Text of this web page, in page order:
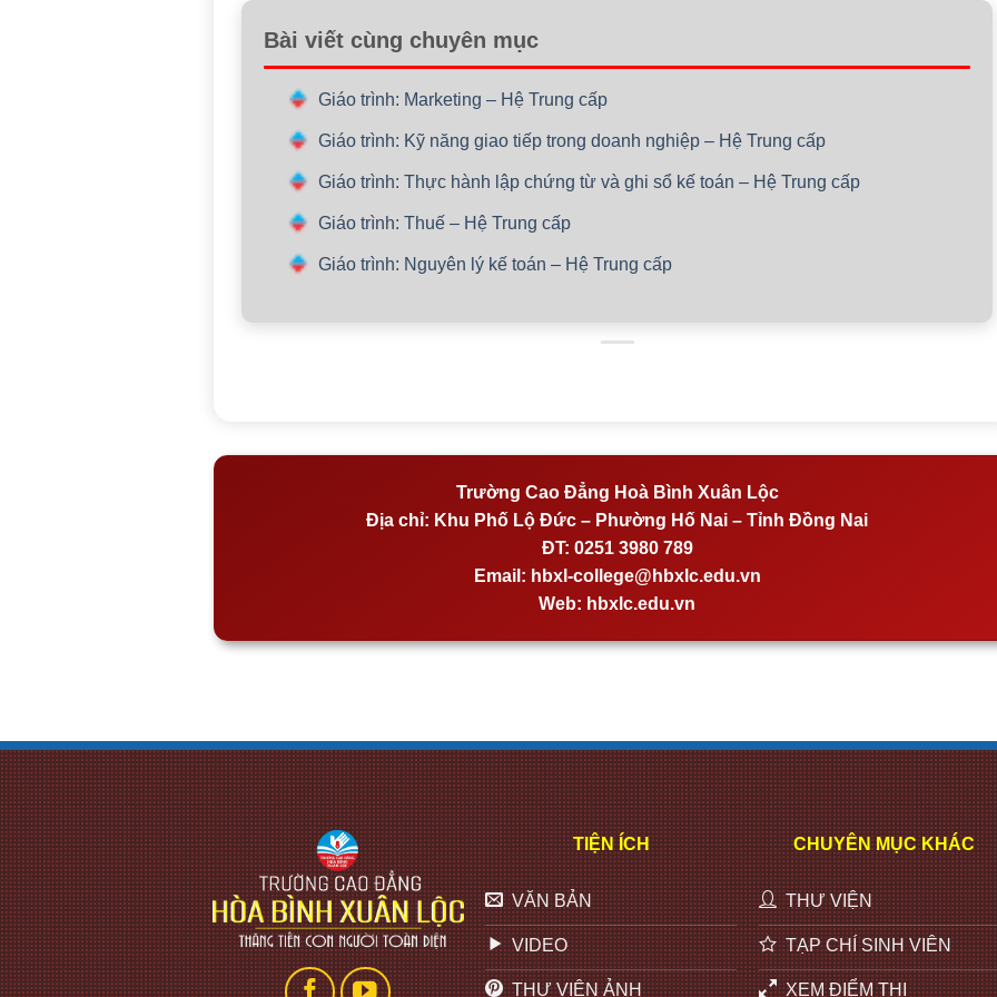
Bài viết cùng chuyên mục
Giáo trình: Marketing – Hệ Trung cấp
Giáo trình: Kỹ năng giao tiếp trong doanh nghiệp – Hệ Trung cấp
Giáo trình: Thực hành lập chứng từ và ghi sổ kế toán – Hệ Trung cấp
Giáo trình: Thuế – Hệ Trung cấp
Giáo trình: Nguyên lý kế toán – Hệ Trung cấp
Trường Cao Đẳng Hoà Bình Xuân Lộc
Địa chỉ: Khu Phố Lộ Đức – Phường Hố Nai – Tỉnh Đồng Nai
ĐT: 0251 3980 789
Email: hbxl-college@hbxlc.edu.vn
Web: hbxlc.edu.vn
TIỆN ÍCH
VĂN BẢN
VIDEO
THƯ VIỆN ẢNH
CHUYÊN MỤC KHÁC
THƯ VIỆN
TẠP CHÍ SINH VIÊN
XEM ĐIỂM THI